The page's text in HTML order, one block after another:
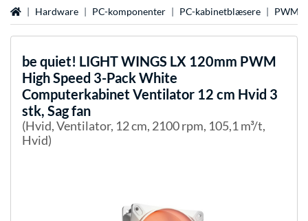
StartsideHardware PC-komponenter PC-kabinetblæsere PWM-
be quiet! LIGHT WINGS LX 120mm PWM
High Speed 3-Pack White
Computerkabinet Ventilator 12 cm Hvid 3
stk, Sag fan
(Hvid, Ventilator, 12 cm, 2100 rpm, 105,1 m³/t,
Hvid)